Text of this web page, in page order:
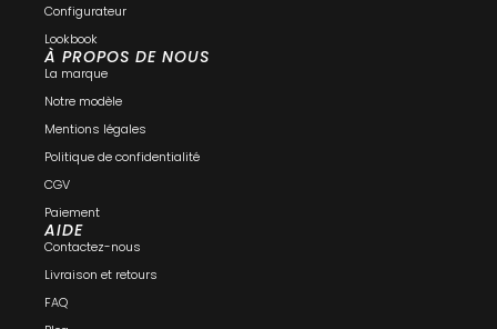
Configurateur
Lookbook
À PROPOS DE NOUS
La marque
Notre modèle
Mentions légales
Politique de confidentialité
CGV
Paiement
AIDE
Contactez-nous
Livraison et retours
FAQ